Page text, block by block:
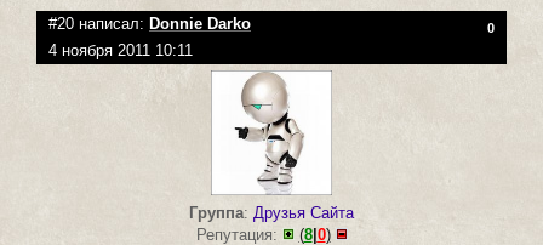
#20 написал: Donnie Darko 0
4 ноября 2011 10:11
Группа: Друзья Сайта
Репутация:
(8|0)